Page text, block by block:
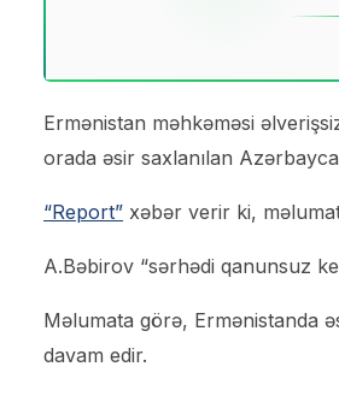
Ermənistan məhkəməsi
orada əsir saxlanılan
“Report” xəbər verir ki,
A.Bəbirov “sərhədi qanunsuz
Məlumata görə, Ermənistanda
davam edir.